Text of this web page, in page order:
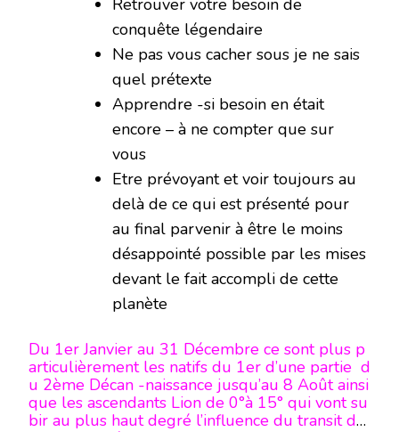
Retrouver votre besoin de
conquête légendaire
Ne pas vous cacher sous je ne sais
quel prétexte
Apprendre -si besoin en était
encore – à ne compter que sur
vous
Etre prévoyant et voir toujours au
delà de ce qui est présenté pour
au final parvenir à être le moins
désappointé possible par les mises
devant le fait accompli de cette
planète
Du 1er Janvier au 31 Décembre ce sont plus p
articulièrement les natifs du 1er d’une partie d
u 2ème Décan -naissance jusqu’au 8 Août ainsi
que les ascendants Lion de 0°à 15° qui vont su
bir au plus haut degré l’influence du transit de